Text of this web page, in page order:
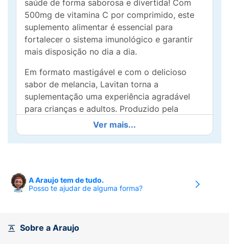
saúde de forma saborosa e divertida! Com
500mg de vitamina C por comprimido, este
suplemento alimentar é essencial para
fortalecer o sistema imunológico e garantir
mais disposição no dia a dia.
Em formato mastigável e com o delicioso
sabor de melancia, Lavitan torna a
suplementação uma experiência agradável
para crianças e adultos. Produzido pela
Cimed e com a aprovação da Turma da
Mônica, é um produto que alia qualidade e
sabor, conquistando o paladar dos pequenos.
lactose, sendo seguro para aqueles com
restrições alimentares. Com 60 comprimidos
necessária de vitamina C de maneira prática e
Ver mais...
A Araujo tem de tudo.
Posso te ajudar de alguma forma?
Sobre a Araujo